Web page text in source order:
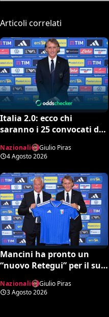
Articoli correlati
Italia 2.0: ecco chi
saranno i 25 convocati di
Mancini secondo l’AI tra
conferme e sorprese
Nazionali
Giulio Piras
4 Agosto 2026
Mancini ha pronto un
“nuovo Retegui” per il suo
è Modica
Nazionali
Giulio Piras
3 Agosto 2026